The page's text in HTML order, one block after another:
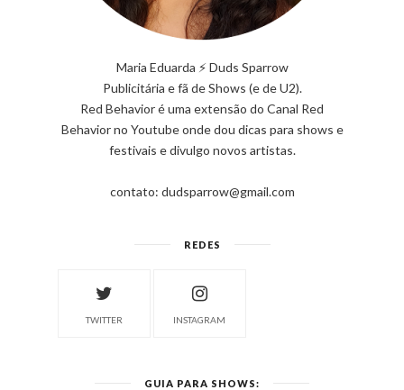
Maria Eduarda ⚡ Duds Sparrow
Publicitária e fã de Shows (e de U2).
Red Behavior é uma extensão do Canal Red
Behavior no Youtube onde dou dicas para shows e
festivais e divulgo novos artistas.
contato: dudsparrow@gmail.com
REDES
TWITTER INSTAGRAM
GUIA PARA SHOWS: